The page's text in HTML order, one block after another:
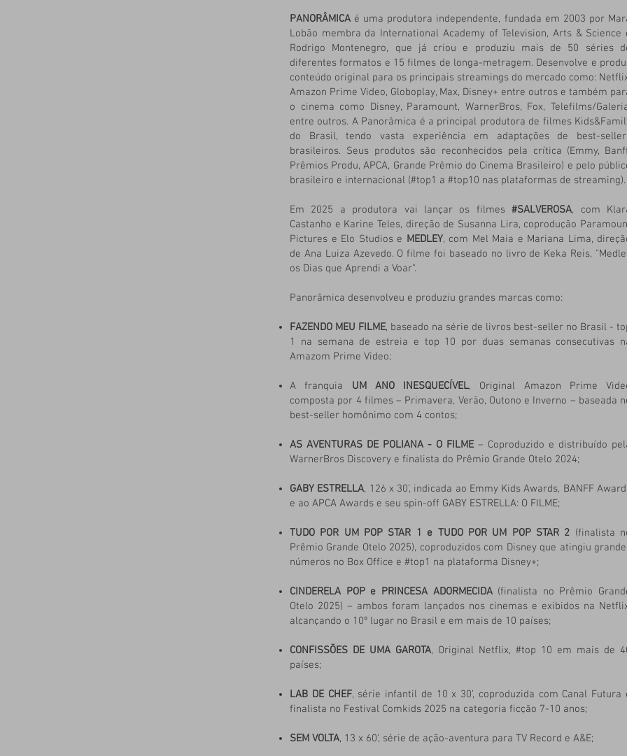
PANORÂMICA é uma produtora independente, fundada em 2003 por
Lobão membra da International Academy of Television, Arts & Science
Rodrigo Montenegro, que já criou e produziu mais de 50 séries
diferentes formatos e 15 filmes de longa-metragem. Desenvolve e
conteúdo original para os principais streamings do mercado como:
Amazon Prime Video, Globoplay, Max, Disney+ entre outros e também
o cinema como Disney, Paramount, WarnerBros, Fox, Telefilms/
entre outros. A Panorâmica é a principal produtora de filmes
do Brasil, tendo vasta experiência em adaptações de best-
brasileiros. Seus produtos são reconhecidos pela crítica (Emmy,
Prêmios Produ, APCA, Grande Prêmio do Cinema Brasileiro) e pelo
brasileiro e internacional (#top1 a #top10 nas plataformas de streaming).
Em 2025 a produtora vai lançar os filmes#SALVEROSA, com
Castanho e Karine Teles, direção de Susanna Lira, coprodução
Pictures e Elo Studios e MEDLEY, com Mel Maia e Mariana Lima,
de Ana Luiza Azevedo. O filme foi baseado no livro de Keka Reis,
os Dias que Aprendi a Voar".
Panorâmica desenvolveu e produziu grandes marcas como:
FAZENDO MEU FILME, baseado na série de livros best-seller no Brasil -
1 na semana de estreia e top 10 por duas semanas consecutivas
Amazom Prime Video;
A franquia UM ANO INESQUECÍVEL, Original Amazon Prime
composta por 4 filmes – Primavera, Verão, Outono e Inverno – baseada
best-seller homônimo com 4 contos;
AS AVENTURAS DE POLIANA - O FILME – Coproduzido e distribuído
WarnerBros Discovery e finalista do Prêmio Grande Otelo 2024;
GABY ESTRELLA, 126 x 30’, indicada ao Emmy Kids Awards, BANFF
e ao APCA Awards e seu spin-off GABY ESTRELLA: O FILME;
TUDO POR UM POP STAR 1 e TUDO POR UM POP STAR 2 (finalista
Prêmio Grande Otelo 2025), coproduzidos com Disney que atingiu
números no Box Office e #top1 na plataforma Disney+;
CINDERELA POP e PRINCESA ADORMECIDA(finalista no Prêmio
Otelo 2025) – ambos foram lançados nos cinemas e exibidos na
alcançando o 10º lugar no Brasil e em mais de 10 países;
CONFISSÕES DE UMA GAROTA, Original Netflix, #top 10 em mais de
países;
LAB DE CHEF, série infantil de 10 x 30’, coproduzida com Canal Futura
finalista no Festival Comkids 2025 na categoria ficção 7-10 anos;
SEM VOLTA, 13 x 60’, série de ação-aventura para TV Record e A&E;